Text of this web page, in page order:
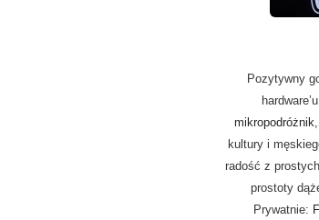
Pozytywny
mikropodróżnik
kultury i
radość z
prostoty
Prywatnie: